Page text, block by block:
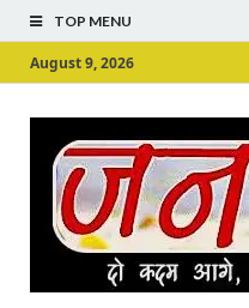
TOP MENU
August 9, 2026